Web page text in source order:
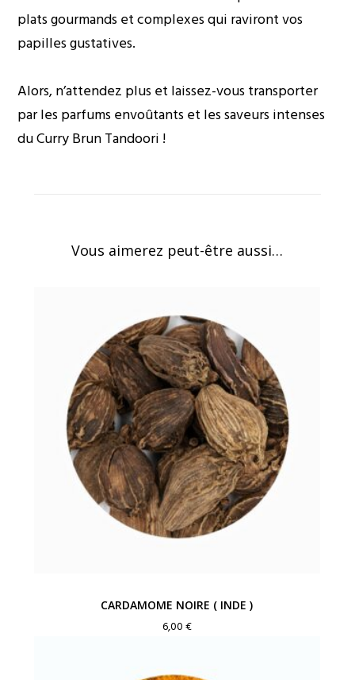
plats gourmands et complexes qui raviront vos
papilles gustatives.
Alors, n’attendez plus et laissez-vous transporter
par les parfums envoûtants et les saveurs intenses
du Curry Brun Tandoori !
Vous aimerez peut-être aussi…
CARDAMOME NOIRE ( INDE )
6,00€